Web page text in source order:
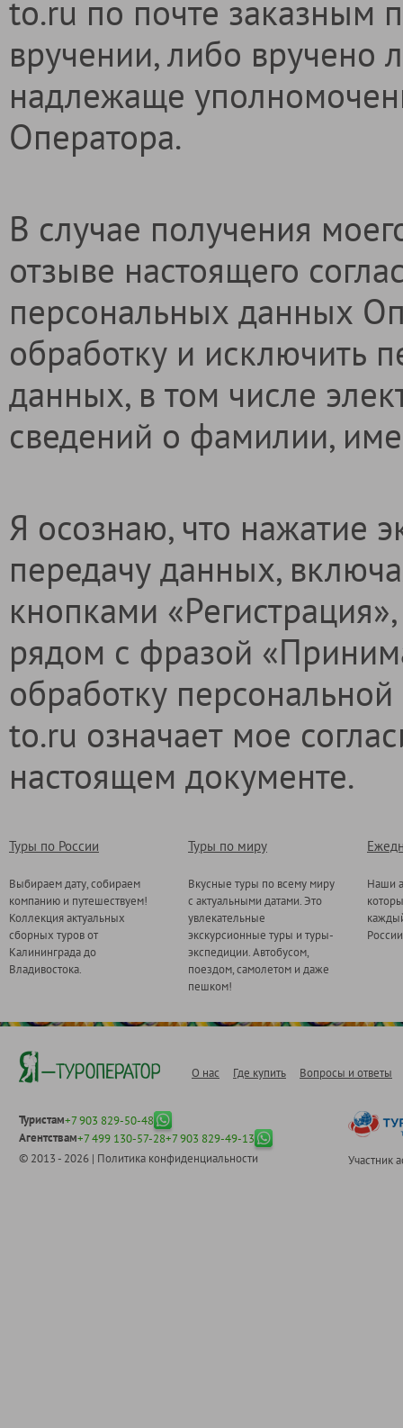
to.ru по почте заказным
вручении, либо вручено
надлежаще
Оператора.
В случае получения
отзыве настоящего
персональных данных
обработку и исключить
данных, в том числе
сведений о фамилии,
Я осознаю, что нажатие
передачу данных,
кнопками
рядом с фразой
обработку
to.ru означает мое
настоящем документе.
Туры по России
Выбираем дату, собираем
компанию и путешествуем!
Коллекция актуальных
сборных туров от
Калининграда до
Владивостока.
Туры по миру
Вкусные туры по всему миру
с актуальными датами. Это
увлекательные
экскурсионные туры и туры-
экспедиции. Автобусом,
поездом, самолетом и даже
пешком!
Наши
О нас Где купить Вопросы и ответы
Туристам+7 903 829-50-48
Агентствам+7 499 130-57-28+7 903 829-49-13
© 2013 - 2026 | Политика конфиденциальности Участник